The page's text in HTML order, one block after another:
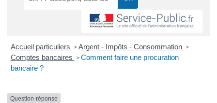
Accueil particuliers > Argent - Impôts - Consommation >
Comptes bancaires > Comment faire une procuration
bancaire ?
Question-réponse